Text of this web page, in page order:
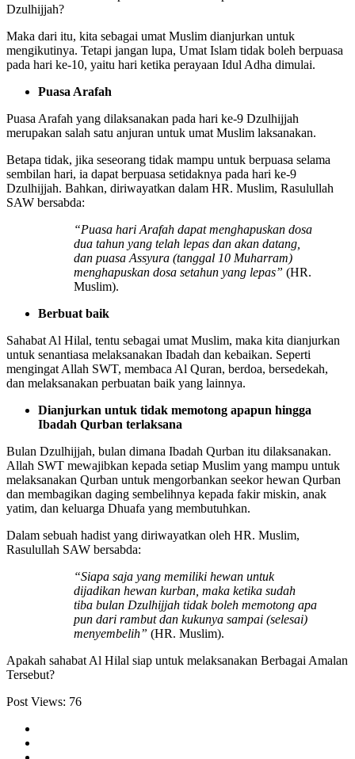
Dzulhijjah?
Maka dari itu, kita sebagai umat Muslim dianjurkan untuk
mengikutinya. Tetapi jangan lupa, Umat ​​Islam tidak boleh berpuasa
pada hari ke-10, yaitu hari ketika perayaan Idul Adha dimulai.
Puasa Arafah
Puasa Arafah yang dilaksanakan pada hari ke-9 Dzulhijjah
merupakan salah satu anjuran untuk umat Muslim laksanakan.
Betapa tidak, jika seseorang tidak mampu untuk berpuasa selama
sembilan hari, ia dapat berpuasa setidaknya pada hari ke-9
Dzulhijjah. Bahkan, diriwayatkan dalam HR. Muslim, Rasulullah
SAW bersabda:
“Puasa hari Arafah dapat menghapuskan dosa
dua tahun yang telah lepas dan akan datang,
dan puasa Assyura (tanggal 10 Muharram)
menghapuskan dosa setahun yang lepas” (HR.
Muslim).
Berbuat baik
Sahabat Al Hilal, tentu sebagai umat Muslim, maka kita dianjurkan
untuk senantiasa melaksanakan Ibadah dan kebaikan. Seperti
mengingat Allah SWT, membaca Al Quran, berdoa, bersedekah,
dan melaksanakan perbuatan baik yang lainnya.
Dianjurkan untuk tidak memotong apapun hingga
Ibadah Qurban terlaksana
Bulan Dzulhijjah, bulan dimana Ibadah Qurban itu dilaksanakan.
Allah SWT mewajibkan kepada setiap Muslim yang mampu untuk
melaksanakan Qurban untuk mengorbankan seekor hewan Qurban
dan membagikan daging sembelihnya kepada fakir miskin, anak
yatim, dan keluarga Dhuafa yang membutuhkan.
Dalam sebuah hadist yang diriwayatkan oleh HR. Muslim,
Rasulullah SAW bersabda:
“Siapa saja yang memiliki hewan untuk
dijadikan hewan kurban, maka ketika sudah
tiba bulan Dzulhijjah tidak boleh memotong apa
pun dari rambut dan kukunya sampai (selesai)
menyembelih” (HR. Muslim).
Apakah sahabat Al Hilal siap untuk melaksanakan Berbagai Amalan
Tersebut?
Post Views: 76